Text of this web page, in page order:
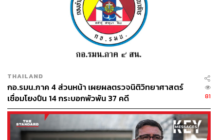
THAILAND
กอ.รมน.ภาค 4 ส่วนหน้า เผยผลตรวจนิติวิทยาศาสตร์
เชื่อมโยงปืน 14 กระบอกพัวพัน 37 คดี
81